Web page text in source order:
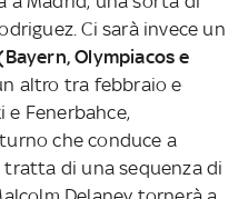
Ci sarà invece un
Olympiacos e
altro tra febbraio e
e Fenerbahce,
che conduce a
tratta di una sequenza di